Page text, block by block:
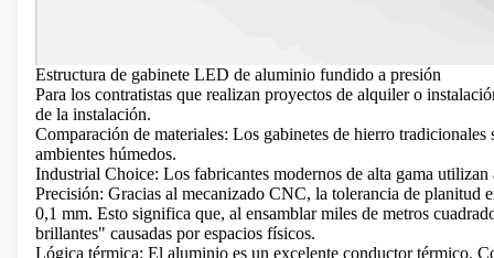
Estructura de gabinete LED de aluminio fundido a presión
Para los contratistas que realizan proyectos de alquiler o
de la instalación.
Comparación de materiales: Los gabinetes de hierro
ambientes húmedos.
Industrial Choice: Los fabricantes modernos de alta gama
Precisión: Gracias al mecanizado CNC, la tolerancia de planitud
0,1 mm. Esto significa que, al ensamblar miles de metros
brillantes" causadas por espacios físicos.
Lógica térmica: El aluminio es un excelente conductor térmico.